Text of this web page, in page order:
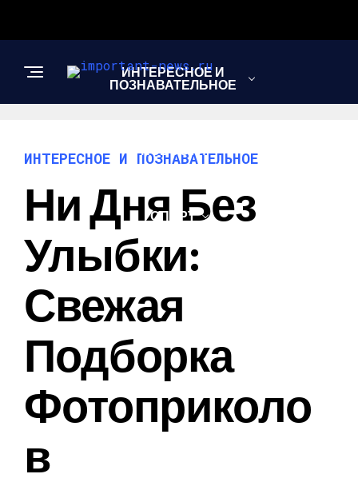
ИНТЕРЕСНОЕ И
ПОЗНАВАТЕЛЬНОЕ
НОВОСТИ
СПОРТ
ИНТЕРЕСНОЕ И ПОЗНАВАТЕЛЬНОЕ
Ни Дня Без
Улыбки:
Свежая
Подборка
Фотоприколо
В